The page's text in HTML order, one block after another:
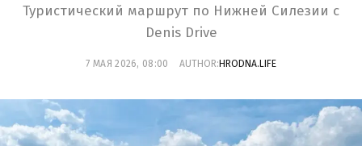
Туристический маршрут по Нижней Силезии с
Denis Drive
7 МАЯ 2026, 08:00 AUTHOR: HRODNA.LIFE